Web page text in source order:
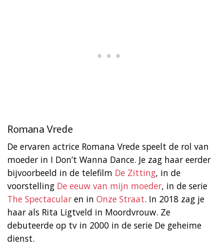
Romana Vrede
De ervaren actrice Romana Vrede speelt de rol van
moeder in I Don’t Wanna Dance. Je zag haar eerder
bijvoorbeeld in de telefilm De Zitting, in de
voorstelling De eeuw van mijn moeder, in de serie
The Spectacular en in Onze Straat. In 2018 zag je
haar als Rita Ligtveld in Moordvrouw. Ze
debuteerde op tv in 2000 in de serie De geheime
dienst.